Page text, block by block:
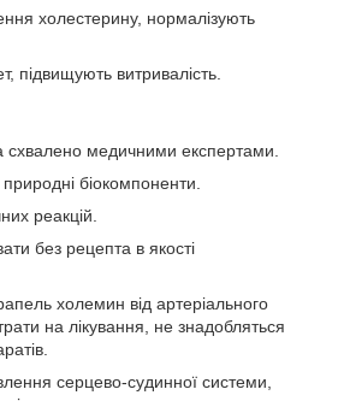
холестерину, нормалізують
підвищують витривалість.
схвалено медичними експертами.
біокомпоненти.
реакцій.
без рецепта в якості
холемин від артеріального
на лікування, не знадобляться
серцево-судинної системи,